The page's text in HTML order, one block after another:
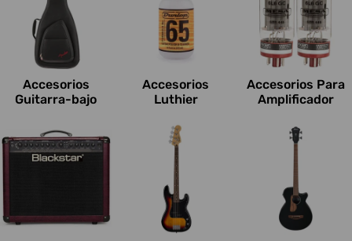
e
s
:
Accesorios
Guitarra-bajo
Accesorios
Luthier
Accesorios Para
Amplificador